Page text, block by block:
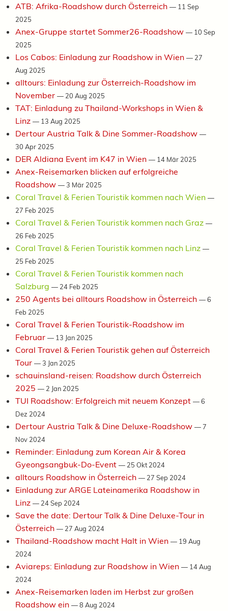
ATB: Afrika-Roadshow durch Österreich — 11 Sep
2025
Anex-Gruppe startet Sommer26-Roadshow — 10 Sep
2025
Los Cabos: Einladung zur Roadshow in Wien — 27
Aug 2025
alltours: Einladung zur Österreich-Roadshow im
November — 20 Aug 2025
TAT: Einladung zu Thailand-Workshops in Wien &
Linz — 13 Aug 2025
Dertour Austria Talk & Dine Sommer-Roadshow —
30 Apr 2025
DER Aldiana Event im K47 in Wien — 14 Mär 2025
Anex-Reisemarken blicken auf erfolgreiche
Roadshow —3 Mär 2025
Coral Travel & Ferien Touristik kommen nach Wien —
27 Feb 2025
Coral Travel & Ferien Touristik kommen nach Graz —
26 Feb 2025
Coral Travel & Ferien Touristik kommen nach Linz —
25 Feb 2025
Coral Travel & Ferien Touristik kommen nach
Salzburg — 24 Feb 2025
250 Agents bei alltours Roadshow in Österreich —6
Feb 2025
Coral Travel & Ferien Touristik-Roadshow im
Februar — 13 Jan 2025
Coral Travel & Ferien Touristik gehen auf Österreich
Tour —3 Jan 2025
schauinsland-reisen: Roadshow durch Österreich
2025 — 2 Jan 2025
TUI Roadshow: Erfolgreich mit neuem Konzept —6
Dez 2024
Dertour Austria Talk & Dine Deluxe-Roadshow —7
Nov 2024
Reminder: Einladung zum Korean Air & Korea
Gyeongsangbuk-Do-Event — 25 Okt 2024
alltours Roadshow in Österreich — 27 Sep 2024
Einladung zur ARGE Lateinamerika Roadshow in
Linz — 24 Sep 2024
Save the date: Dertour Talk & Dine Deluxe-Tour in
Österreich — 27 Aug 2024
Thailand-Roadshow macht Halt in Wien — 19 Aug
2024
Aviareps: Einladung zur Roadshow in Wien — 14 Aug
2024
Anex-Reisemarken laden im Herbst zur großen
Roadshow ein —8 Aug 2024